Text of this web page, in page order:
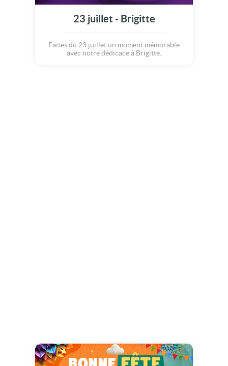
23 juillet - Brigitte
Faites du 23 juillet un moment mémorable
avec notre dédicace à Brigitte.